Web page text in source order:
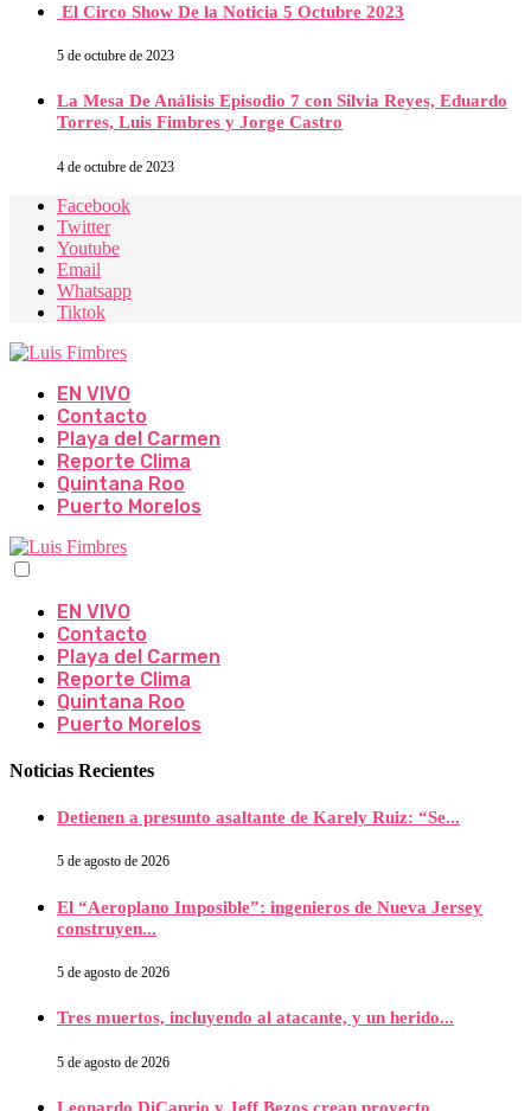
El Circo Show De la Noticia 5 Octubre 2023
5 de octubre de 2023
La Mesa De Análisis Episodio 7 con Silvia Reyes, Eduardo
Torres, Luis Fimbres y Jorge Castro
4 de octubre de 2023
Facebook
Twitter
Youtube
Email
Whatsapp
Tiktok
EN VIVO
Contacto
Playa del Carmen
Reporte Clima
Quintana Roo
Puerto Morelos
EN VIVO
Contacto
Playa del Carmen
Reporte Clima
Quintana Roo
Puerto Morelos
Noticias Recientes
Detienen a presunto asaltante de Karely Ruiz: “Se...
5 de agosto de 2026
El “Aeroplano Imposible”: ingenieros de Nueva Jersey
construyen...
5 de agosto de 2026
Tres muertos, incluyendo al atacante, y un herido...
5 de agosto de 2026
Leonardo DiCaprio y Jeff Bezos crean proyecto